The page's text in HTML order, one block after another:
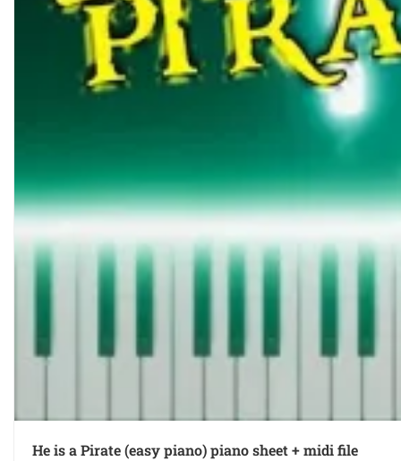
He is a Pirate (easy piano) piano sheet + midi file